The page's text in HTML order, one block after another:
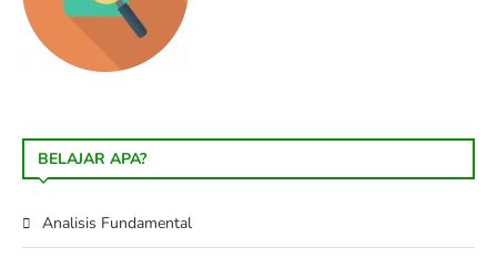
BELAJAR APA?
Analisis Fundamental